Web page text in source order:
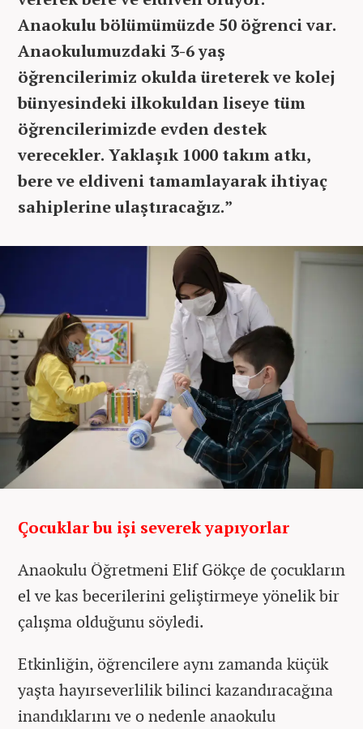
Anaokulu bölümümüzde 50 öğrenci var.
Anaokulumuzdaki 3-6 yaş
öğrencilerimiz okulda üreterek ve kolej
bünyesindeki ilkokuldan liseye tüm
öğrencilerimizde evden destek
verecekler. Yaklaşık 1000 takım atkı,
bere ve eldiveni tamamlayarak ihtiyaç
sahiplerine ulaştıracağız.”
Çocuklar bu işi severek yapıyorlar
Anaokulu Öğretmeni Elif Gökçe de çocukların
el ve kas becerilerini geliştirmeye yönelik bir
çalışma olduğunu söyledi.
Etkinliğin, öğrencilere aynı zamanda küçük
yaşta hayırseverlilik bilinci kazandıracağına
inandıklarını ve o nedenle anaokulu